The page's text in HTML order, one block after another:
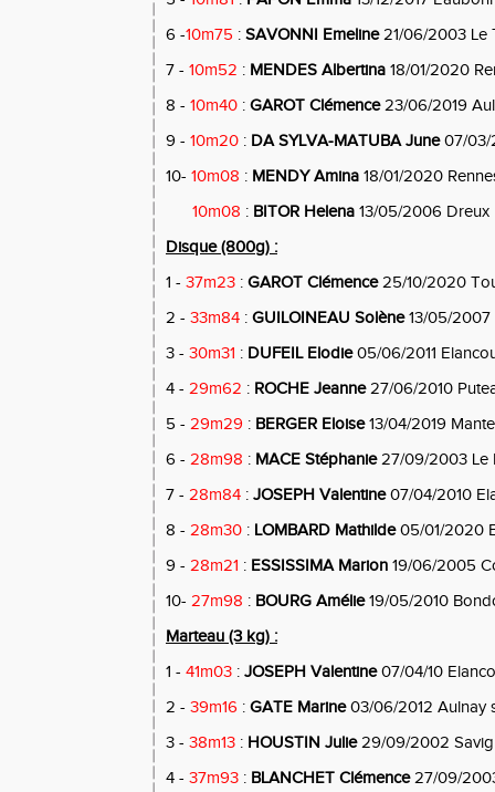
6 -10m75 : SAVONNI Emeline21/06/2003 Le
7 - 10m52 : MENDES Albertina 18/01/2020
8 - 10m40 : GAROT Clémence23/06/2019
9 - 10m20 : DA SYLVA-MATUBA June07/03/
10- 10m08 : MENDY Amina 18/01/2020
10m08 : BITOR Helena 13/05/2006 Dreux
Disque (800g) :
1 - 37m23 : GAROT Clémence25/10/2020
2 - 33m84 : GUILOINEAU Solène13/05/2007
3 - 30m31 : DUFEIL Elodie05/06/2011
4 - 29m62 : ROCHE Jeanne27/06/2010
5 - 29m29 : BERGER Eloise13/04/2019
6 - 28m98 : MACE Stéphanie27/09/2003 Le
7 - 28m84 : JOSEPH Valentine07/04/2010
8 - 28m30 : LOMBARD Mathilde05/01/2020
9 - 28m21 : ESSISSIMA Marion 19/06/2005
10- 27m98 : BOURG Amélie19/05/2010
Marteau (3 kg) :
1 - 41m03 : JOSEPH Valentine07/04/10
2 - 39m16 : GATE Marine03/06/2012 Aulnay
3 - 38m13 : HOUSTIN Julie29/09/2002
4 - 37m93 : BLANCHET Clémence27/09/